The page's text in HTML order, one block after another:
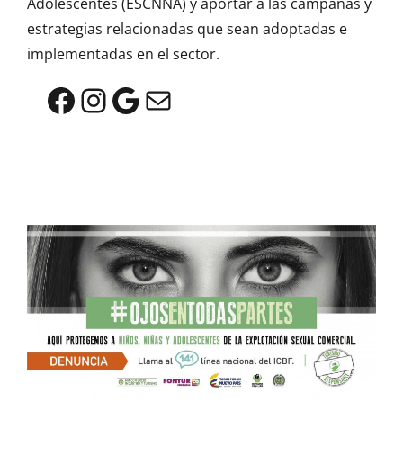
estrategias relacionadas que sean adoptadas e
implementadas en el sector.
Facebook
Instagram
Google
Mail